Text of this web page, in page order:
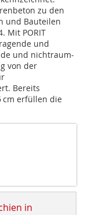
zu den
und Bauteilen
Mit PORIT
und
und nichtraum­
von der
Bereits
cm erfüllen die
in